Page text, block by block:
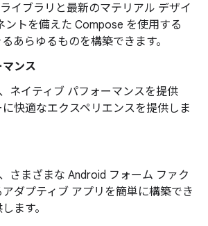
イブラリと最新のマテリアル デザイ
ントを備えた Compose を使用する
あらゆるものを構築できます。
ンス
ネイティブ パフォーマンスを提供
に快適なエクスペリエンスを提供しま
さまざまな Android フォーム ファク
ダプティブ アプリを簡単に構築でき
ます。